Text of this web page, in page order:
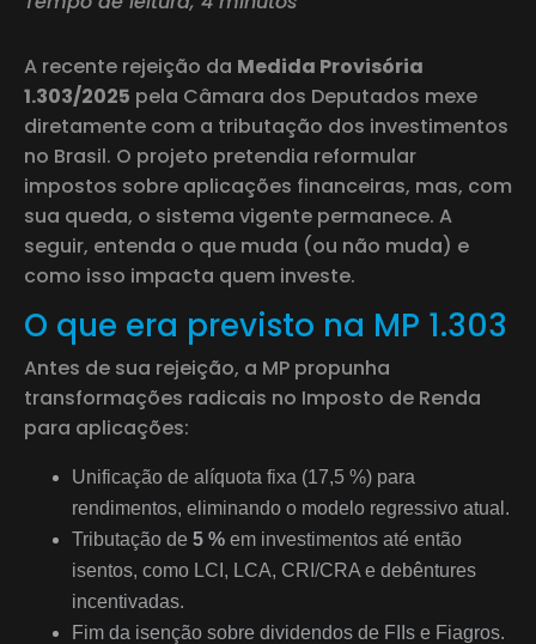
A recente rejeição da Medida Provisória
1.303/2025 pela Câmara dos Deputados mexe
diretamente com a tributação dos investimentos
no Brasil. O projeto pretendia reformular
impostos sobre aplicações financeiras, mas, com
sua queda, o sistema vigente permanece. A
seguir, entenda o que muda (ou não muda) e
como isso impacta quem investe.
O que era previsto na MP 1.303
Antes de sua rejeição, a MP propunha
transformações radicais no Imposto de Renda
para aplicações:
Unificação de alíquota fixa (17,5 %) para
rendimentos, eliminando o modelo regressivo atual.
Tributação de 5 % em investimentos até então
isentos, como LCI, LCA, CRI/CRA e debêntures
incentivadas.
Fim da isenção sobre dividendos de FIIs e Fiagros.